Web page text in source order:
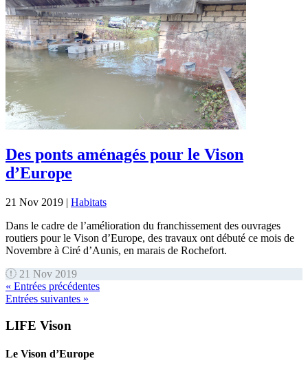
Des ponts aménagés pour le Vison
d’Europe
21 Nov 2019 | Habitats
Dans le cadre de l’amélioration du franchissement des ouvrages
routiers pour le Vison d’Europe, des travaux ont débuté ce mois de
Novembre à Ciré d’Aunis, en marais de Rochefort.
21 Nov 2019
« Entrées précédentes
Entrées suivantes »
LIFE Vison
Le Vison d’Europe